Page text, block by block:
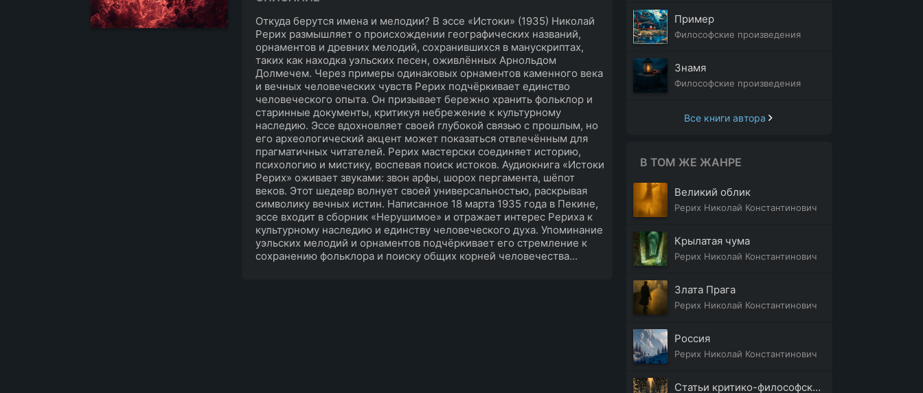
Откуда берутся имена и мелодии? В эссе «Истоки» (1935) Николай
Рерих размышляет о происхождении географических названий,
орнаментов и древних мелодий, сохранившихся в манускриптах,
таких как находка уэльских песен, оживлённых Арнольдом
Долмечем. Через примеры одинаковых орнаментов каменного века
и вечных человеческих чувств Рерих подчёркивает единство
человеческого опыта. Он призывает бережно хранить фольклор и
старинные документы, критикуя небрежение к культурному
наследию. Эссе вдохновляет своей глубокой связью с прошлым, но
его археологический акцент может показаться отвлечённым для
прагматичных читателей. Рерих мастерски соединяет историю,
психологию и мистику, воспевая поиск истоков. Аудиокнига «Истоки
Рерих» оживает звуками: звон арфы, шорох пергамента, шёпот
веков. Этот шедевр волнует своей универсальностью, раскрывая
символику вечных истин. Написанное 18 марта 1935 года в Пекине,
эссе входит в сборник «Нерушимое» и отражает интерес Рериха к
культурному наследию и единству человеческого духа. Упоминание
уэльских мелодий и орнаментов подчёркивает его стремление к
сохранению фольклора и поиску общих корней человечества...
Пример
Философские произведения
Знамя
Философские произведения
Все книги автора
В ТОМ ЖЕ ЖАНРЕ
Великий облик
Рерих Николай Константинович
Крылатая чума
Рерих Николай Константинович
Злата Прага
Рерих Николай Константинович
Россия
Рерих Николай Константинович
Статьи критико-философского содержания